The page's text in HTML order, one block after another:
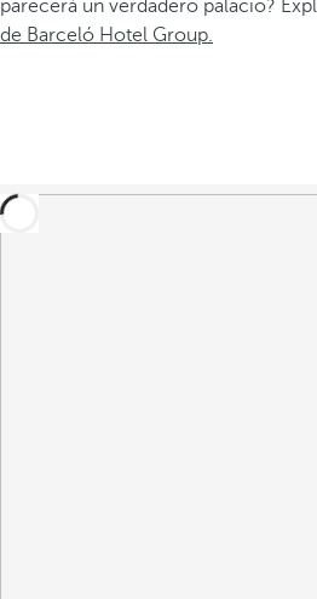
parecerá un verdadero palacio?
de Barceló Hotel Group.